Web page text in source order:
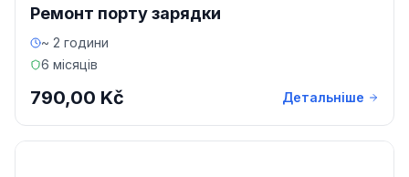
Ремонт порту зарядки
~ 2 години
6 місяців
790,00 Kč Детальніше